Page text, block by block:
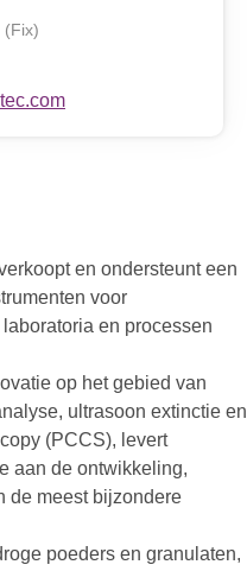
(Fix)
en ondersteunt een
voor
en processen
op het gebied van
ultrasoon extinctie en
(PCCS), levert
aan de ontwikkeling,
de meest bijzondere
poeders en granulaten,